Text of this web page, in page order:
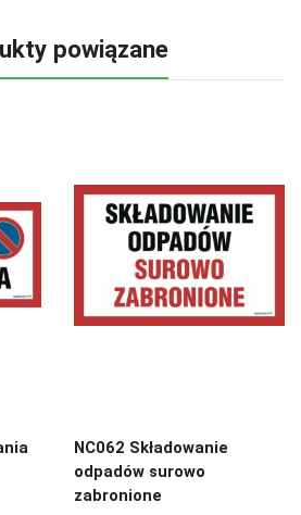
powiązane
NC062 Składowanie
odpadów surowo
zabronione